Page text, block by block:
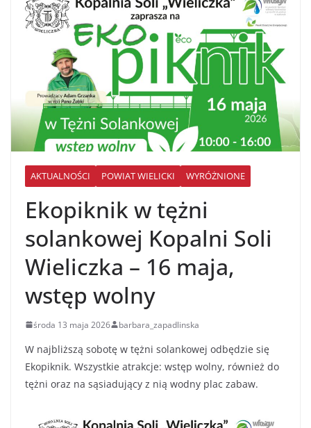
AKTUALNOŚCI POWIAT WIELICKI WYRÓŻNIONE
Ekopiknik w tężni
solankowej Kopalni Soli
Wieliczka – 16 maja,
wstęp wolny
środa 13 maja 2026 barbara_zapadlinska
W najbliższą sobotę w tężni solankowej odbędzie się
Ekopiknik. Wszystkie atrakcje: wstęp wolny, również do
tężni oraz na sąsiadujący z nią wodny plac zabaw.